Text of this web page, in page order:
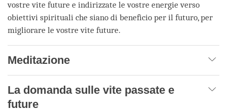
vostre vite future e indirizzate le vostre energie verso
obiettivi spirituali che siano di beneficio per il futuro, per
migliorare le vostre vite future.
Meditazione
La domanda sulle vite passate e
future